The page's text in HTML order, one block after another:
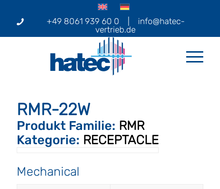
+49 8061 939 60 0
info@hatec-
vertrieb.de
RMR-22W
Produkt Familie: RMR
Kategorie: RECEPTACLE
Mechanical